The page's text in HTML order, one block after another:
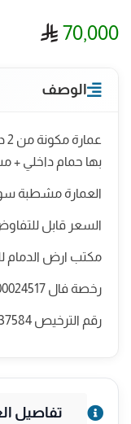
70,000
الوصف
بها حمام داخلي +
العمارة مشطبة
السعر قابل
مكتب ارض الدمام
رخصة فال 1200024517
رقم الترخيص 7200937584
تفاصيل